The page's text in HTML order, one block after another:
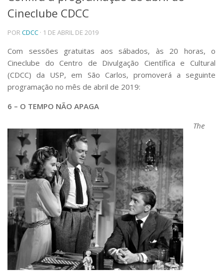
Telefones e Mapas
Pessoas
Ensino
Graduação
Pós-Graduação
Educação a distância
Cursos de Extensão
Linhas de Pesquisa
Pós-doutorado
Iniciação Científica
Transferência de Tecnologia
Empresas Juniores
Extensão à Comunidade
Projetos, Programas e Cursos
Artes, Cultura e Esportes
Museus e Espaços Interativos
Serviços
Bibliotecas
Apoio ao Estudante
Segurança, Trânsito e Prevenção
Cineclube CDCC
PORCDCC · 1 DE ABRIL DE 2019
Com sessões gratuitas aos sábados, às 20 horas, o
Cineclube do Centro de Divulgação Científica e Cultural
(CDCC) da USP, em São Carlos, promoverá a seguinte
programação no mês de abril de 2019:
6 – O TEMPO NÃO APAGA
The